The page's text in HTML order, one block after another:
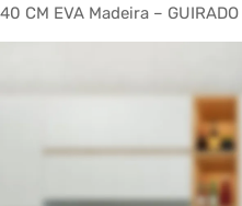
40 CM EVA Madeira – GUIRADO